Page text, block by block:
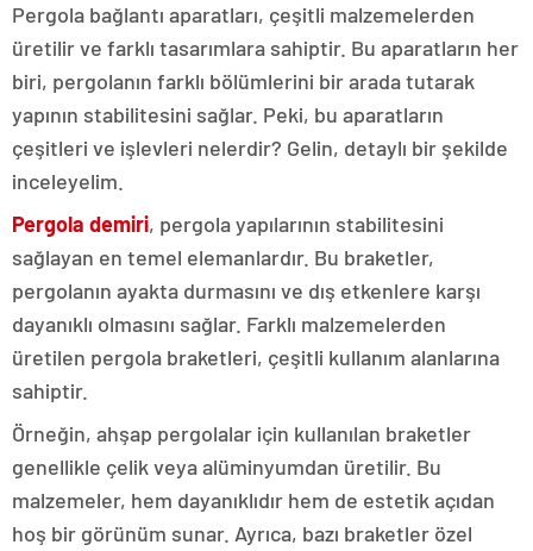
Pergola bağlantı aparatları, çeşitli malzemelerden
üretilir ve farklı tasarımlara sahiptir. Bu aparatların her
biri, pergolanın farklı bölümlerini bir arada tutarak
yapının stabilitesini sağlar. Peki, bu aparatların
çeşitleri ve işlevleri nelerdir? Gelin, detaylı bir şekilde
inceleyelim.
Pergola demiri, pergola yapılarının stabilitesini
sağlayan en temel elemanlardır. Bu braketler,
pergolanın ayakta durmasını ve dış etkenlere karşı
dayanıklı olmasını sağlar. Farklı malzemelerden
üretilen pergola braketleri, çeşitli kullanım alanlarına
sahiptir.
Örneğin, ahşap pergolalar için kullanılan braketler
genellikle çelik veya alüminyumdan üretilir. Bu
malzemeler, hem dayanıklıdır hem de estetik açıdan
hoş bir görünüm sunar. Ayrıca, bazı braketler özel